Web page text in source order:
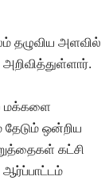
தழுவிய அளவில்
மக்களை
தேடும் ஒன்றிய
கட்சி